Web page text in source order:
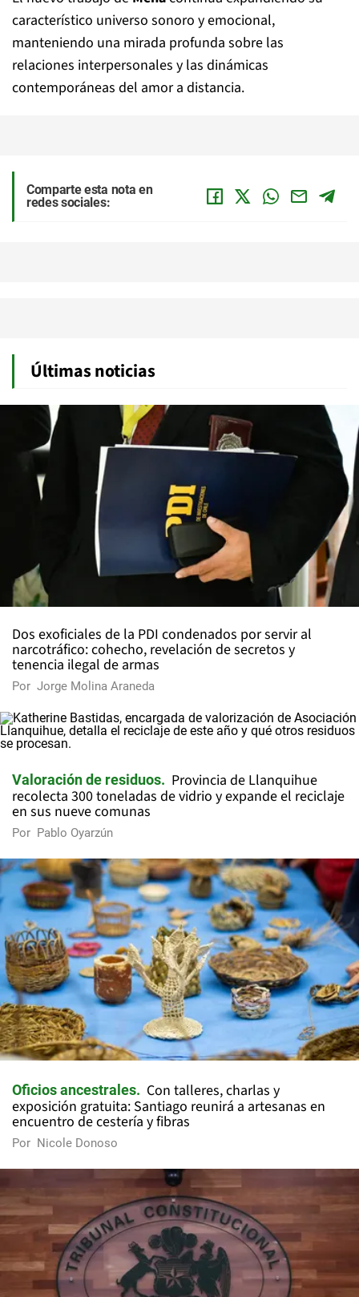
característico universo sonoro y emocional,
manteniendo una mirada profunda sobre las
relaciones interpersonales y las dinámicas
contemporáneas del amor a distancia.
Comparte esta nota en
redes sociales:
Últimas noticias
Dos exoficiales de la PDI condenados por servir al
narcotráfico: cohecho, revelación de secretos y
tenencia ilegal de armas
Por Jorge Molina Araneda
Valoración de residuos
Provincia de Llanquihue
recolecta 300 toneladas de vidrio y expande el reciclaje
en sus nueve comunas
Por Pablo Oyarzún
Oficios ancestrales
Con talleres, charlas y
exposición gratuita: Santiago reunirá a artesanas en
encuentro de cestería y fibras
Por Nicole Donoso